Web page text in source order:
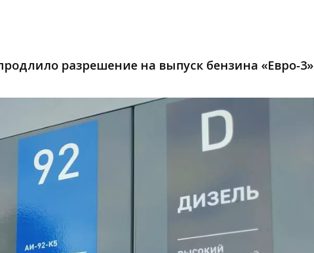
разрешение на выпуск бензина «Евро-3»